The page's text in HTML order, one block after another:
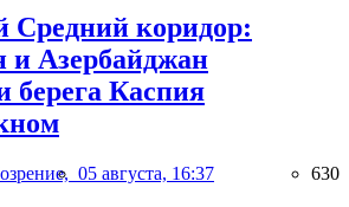
Средний коридор:
и Азербайджан
берега Каспия
05 августа, 16:37 630